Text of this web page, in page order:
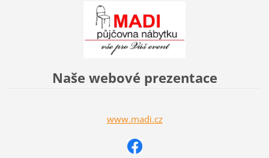
Naše webové prezentace
www.madi.cz